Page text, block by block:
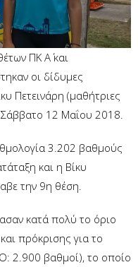
ΠΚ Α΄ και
οι δίδυμες
Πετεινάρη (μαθήτριες
Σάββατο 12 Μαΐου 2018.
3.202 βαθμούς
και η Βίκυ
την 9η θέση.
κατά πολύ το όριο
πρόκρισης για το
2.900 βαθμοί), το οποίο